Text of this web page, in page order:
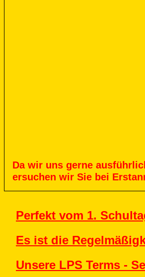
Dawir uns gerne
ersuchen wir Sie bei
Perfekt vom 1.
Es ist die
Unsere LPS Terms -